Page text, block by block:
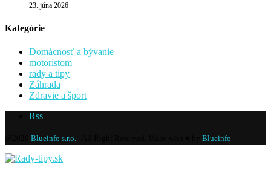
23. júna 2026
Kategórie
Domácnosť a bývanie
motoristom
rady a tipy
Záhrada
Zdravie a šport
Rss
Blueinfo s.r.o. Blueinfo